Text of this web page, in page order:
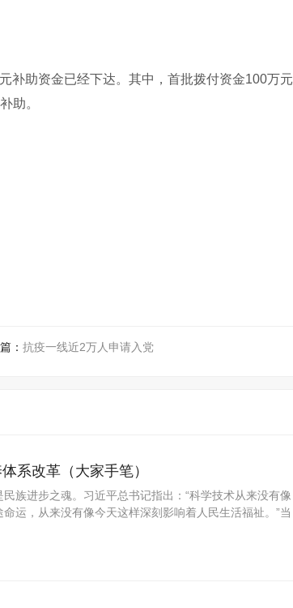
补助资金已经下达。其中，首批拨付资金100万元
助。
： 抗疫一线近2万人申请入党
系改革（大家手笔）
族进步之魂。习近平总书记指出：“科学技术从来没有像
运，从来没有像今天这样深刻影响着人民生活福祉。”当